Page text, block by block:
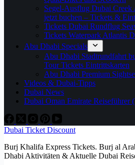
Segel-Ausflug Dubai Creek
jetzt buchen – Tickets &
Tickets Dubai Rundflug
Tickets Waterpark Atlantis
Abu Dhabi Specials
Abu Dhabi Stadtrundfahrt
Tour Tickets Eintrittskarten
Abu Dhabi Premium
Videos & Dubai-Tipps
Dubai News
Dubai Oman Emirate Reiseführer
Dubai Ticket Discount
Burj Khalifa Express Tickets. Burj al
Dhabi Aktivitäten & Aktuelle Dubai